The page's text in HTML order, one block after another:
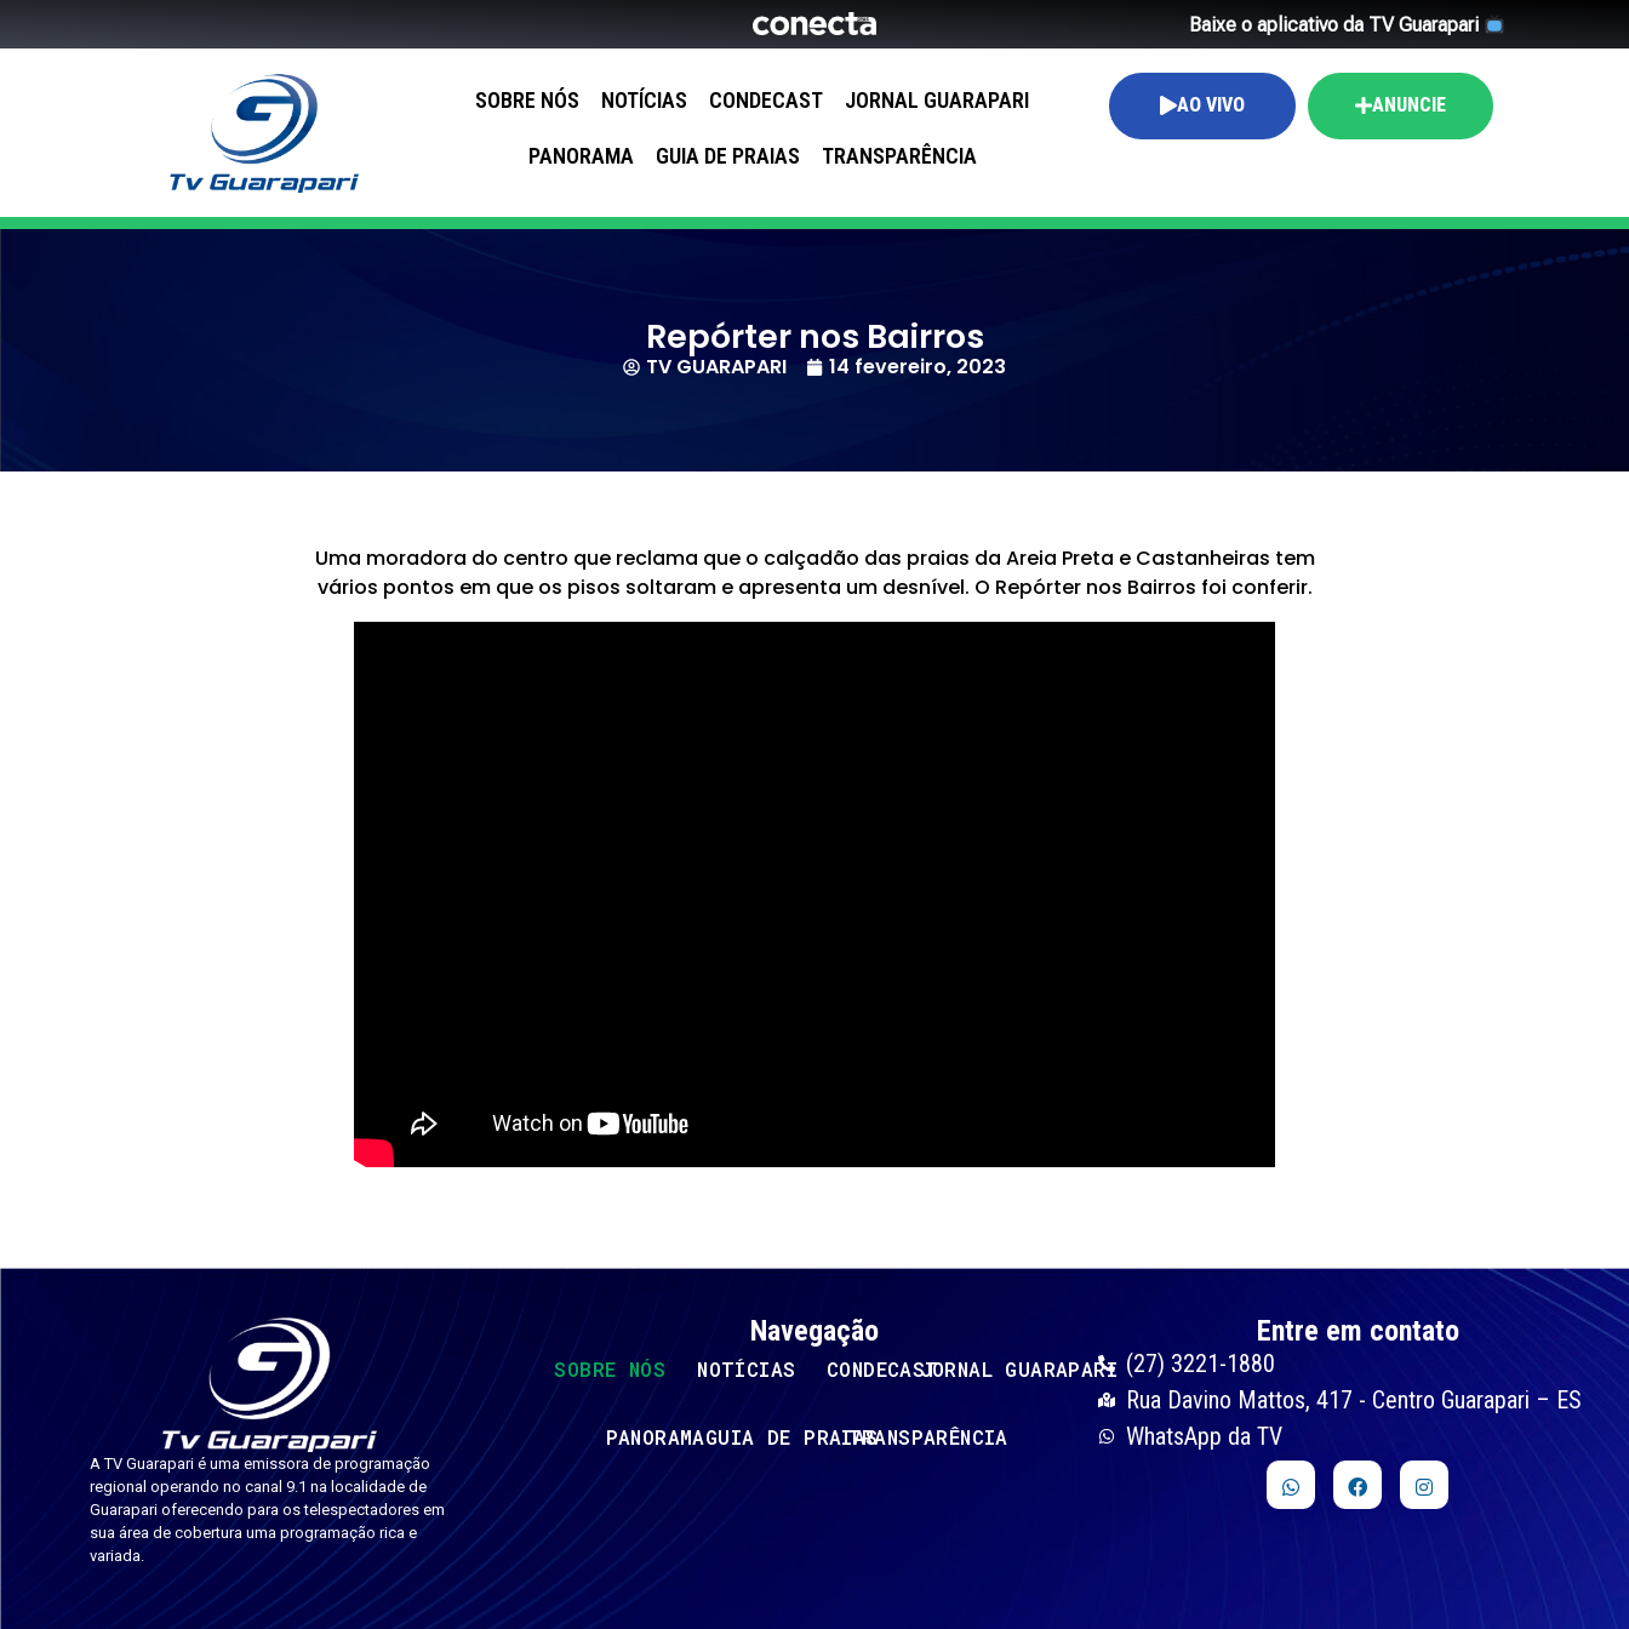
Baixe o aplicativo da TV Guarapari
SOBRE NÓS NOTÍCIAS CONDECAST JORNAL GUARAPARI
PANORAMA GUIA DE PRAIAS TRANSPARÊNCIA
AO VIVO ANUNCIE
Repórter nos Bairros
TV GUARAPARI 14 fevereiro, 2023
Uma moradora do centro que reclama que o calçadão das praias da Areia Preta e Castanheiras tem
vários pontos em que os pisos soltaram e apresenta um desnível. O Repórter nos Bairros foi conferir.
A TV Guarapari é uma emissora de programação
regional operando no canal 9.1 na localidade de
Guarapari oferecendo para os telespectadores em
sua área de cobertura uma programação rica e
variada.
Navegação
SOBRE NÓS NOTÍCIAS CONDECASTJORNAL GUARAPARI
PANORAMAGUIA DE PRAIASTRANSPARÊNCIA
Entre em contato
(27) 3221-1880
Rua Davino Mattos, 417 - Centro Guarapari – ES
WhatsApp da TV